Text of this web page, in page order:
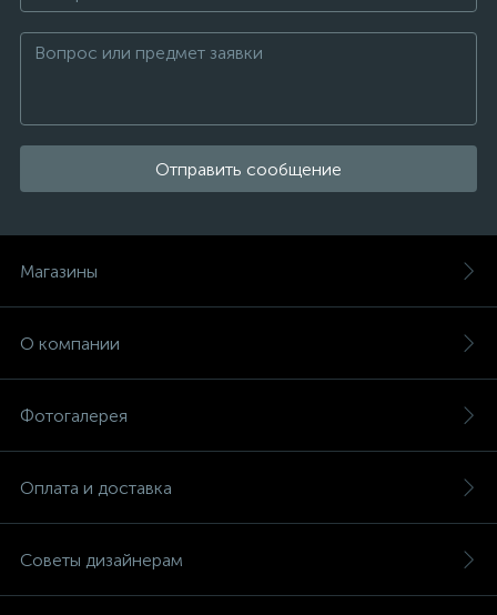
Отправить сообщение
Магазины
О компании
Фотогалерея
Оплата и доставка
Советы дизайнерам